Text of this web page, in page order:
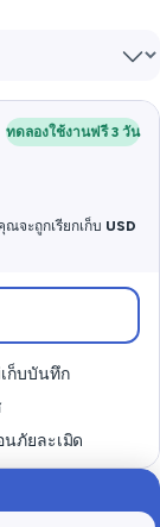
ทดลองใช้งานฟรี 3 วัน
จะถูกเรียกเก็บ USD
ก็บบันทึก
นภัยละเมิด